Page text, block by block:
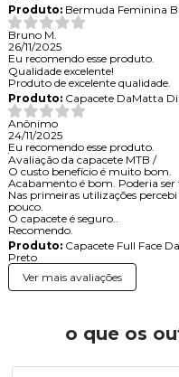
Produto:Bermuda Feminina
Bruno M.
26/11/2025
Eu recomendo esse produto.
Qualidade excelente!
Produto de excelente qualidade.
Produto:Capacete DaMatta
Anônimo
24/11/2025
Eu recomendo esse produto.
Avaliação da capacete MTB /
O custo benefício é muito bom.
Acabamento é bom. Poderia
Nas primeiras utilizações
pouco.
O capacete é seguro..
Recomendo.
Produto:Capacete Full Face
Preto
Ver mais avaliações
o que os